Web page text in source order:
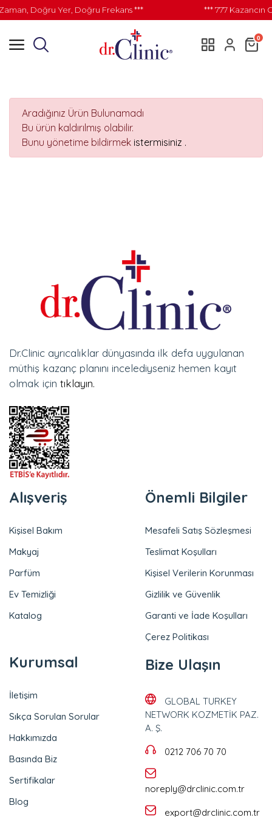
Doğru Yer, Doğru Frekans *** *** 777
0
Aradığınız Ürün Bulunamadı
Bu ürün kaldırılmış olabilir.
Bunu yönetime bildirmek istermisiniz .
Dr.Clinic ayrıcalıklar dünyasında ilk defa uygulanan
müthiş kazanç planını incelediyseniz hemen kayıt
olmak için tıklayın.
Alışveriş
Kişisel Bakım
Makyaj
Parfüm
Ev Temizliği
Katalog
Önemli Bilgiler
Mesafeli Satış Sözleşmesi
Teslimat Koşulları
Kişisel Verilerin Korunması
Gizlilik ve Güvenlik
Garanti ve İade Koşulları
Çerez Politikası
Kurumsal
İletişim
Sıkça Sorulan Sorular
Hakkımızda
Basında Biz
Sertifikalar
Blog
Bize Ulaşın
GLOBAL TURKEY
NETWORK KOZMETİK PAZ.
A. Ş.
0212 706 70 70
noreply@drclinic.com.tr
export@drclinic.com.tr